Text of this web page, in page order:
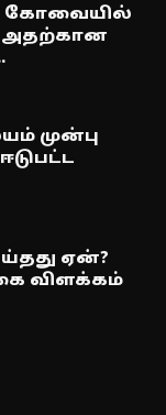
அதற்கான
முன்பு
ஏன்?
விளக்கம்